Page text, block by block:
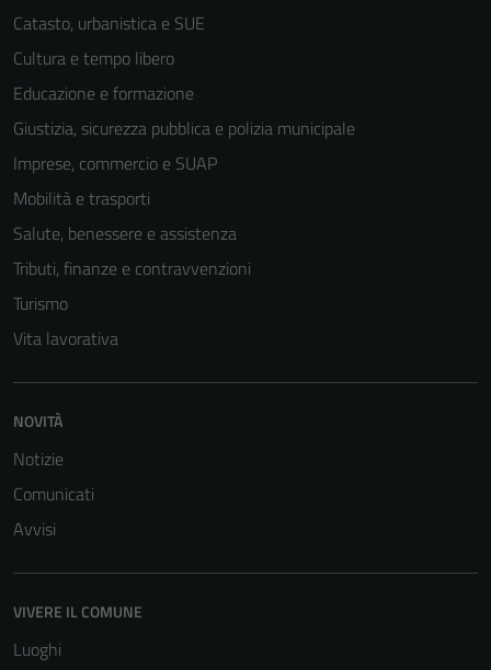
Catasto, urbanistica e SUE
Cultura e tempo libero
Educazione e formazione
Giustizia, sicurezza pubblica e polizia municipale
Imprese, commercio e SUAP
Mobilità e trasporti
Salute, benessere e assistenza
Tributi, finanze e contravvenzioni
Turismo
Vita lavorativa
NOVITÀ
Notizie
Comunicati
Avvisi
VIVERE IL COMUNE
Luoghi